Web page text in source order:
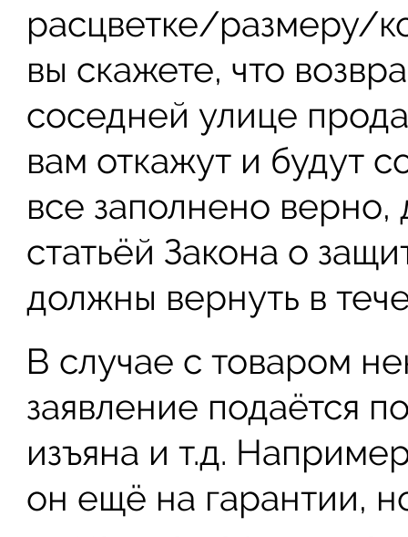
расцветке/размеру/
вы скажете, что
соседней улице
вам откажут и будут
все заполнено верно,
статьёй Закона о
должны вернуть в
В случае с товаром
заявление подаётся
изъяна и т.д.
он ещё на гарантии,